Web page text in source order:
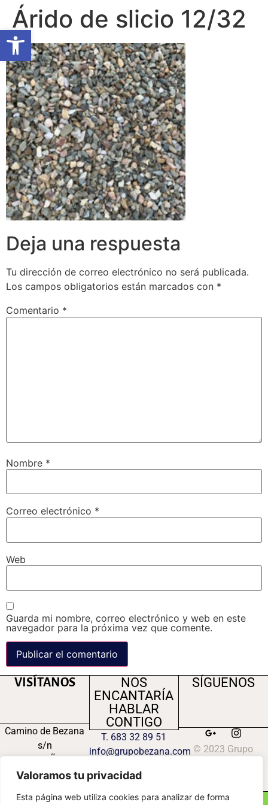
Abrir barra de herramientas
Valoramos tu privacidad
Esta página web utiliza cookies para analizar de forma
Árido de slicio 12/32
Deja una respuesta
Tu dirección de correo electrónico no será publicada.
Los campos obligatorios están marcados con *
Comentario *
Nombre *
Correo electrónico *
Web
Guarda mi nombre, correo electrónico y web en este
navegador para la próxima vez que comente.
VISÍTANOS
Camino de Bezana
s/n
47300 PEÑAFIEL
(VALLADOLID)
NOS
ENCANTARÍA
HABLAR
CONTIGO
T. 683 32 89 51
info@grupobezana.com
SÍGUENOS
© 2023 Grupo